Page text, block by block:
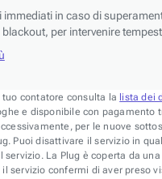
immediati in caso di
per intervenire
contatore consulta la lista dei
e disponibile con pagamento
per le nuove
Puoi disattivare il servizio in
La Plug è coperta da
servizio confermi di aver preso